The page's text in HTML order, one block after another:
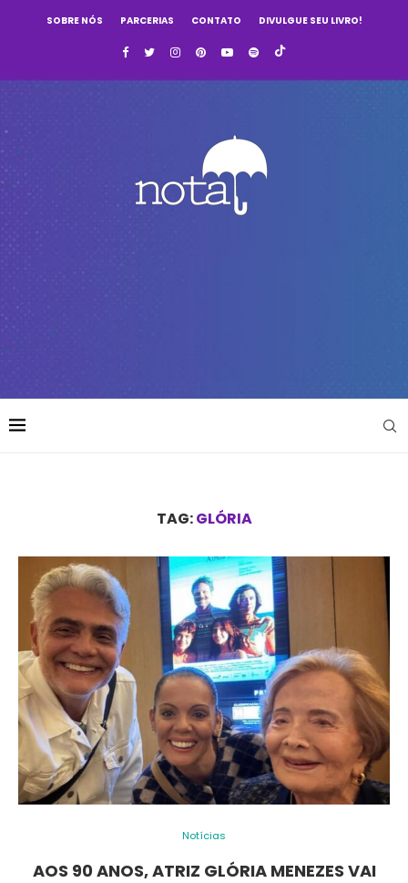
SOBRE NÓS PARCERIAS CONTATO DIVULGUE SEU LIVRO!
TAG:GLÓRIA
Notícias
AOS 90 ANOS, ATRIZ GLÓRIA MENEZES VAI